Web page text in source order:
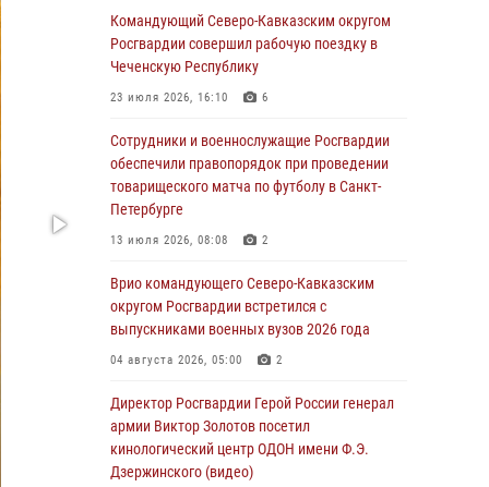
Юные гости из летних лагерей посетили
кинологический центр Росгвардии (видео)
07 августа 2026, 12:20
Представители ФСБ России по Уральскому
округу Росгвардии и ветераны военной
контрразведки почтили память Николая
Кузнецова
07 августа 2026, 12:00
Ветеран войск правопорядка генерал-майор
Иван Пияшев – герой выпуска «Легенды
армии с Александром Маршалом»
07 августа 2026, 12:00
Росгвардейцы пресекли попытку руферов
подняться на крышу Смольного собора в
Санкт-Петербурге (видео)
07 августа 2026, 11:34
Командующий Северо-Кавказским округом
Росгвардии совершил рабочую поездку в
Чеченскую Республику
23 июля 2026, 16:10 6
Сотрудники и военнослужащие Росгвардии
обеспечили правопорядок при проведении
товарищеского матча по футболу в Санкт-
Петербурге
13 июля 2026, 08:08 2
Врио командующего Северо-Кавказским
округом Росгвардии встретился с
выпускниками военных вузов 2026 года
04 августа 2026, 05:00 2
Директор Росгвардии Герой России генерал
армии Виктор Золотов посетил
кинологический центр ОДОН имени Ф.Э.
Дзержинского (видео)